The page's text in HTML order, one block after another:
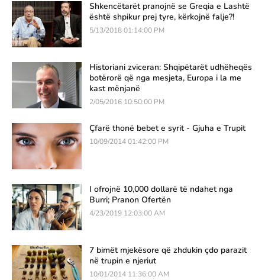
Shkencëtarët pranojnë se Greqia e Lashtë
është shpikur prej tyre, kërkojnë falje?!
5/13/2018 01:14:00 PM
Historiani zviceran: Shqipëtarët udhëheqës
botërorë që nga mesjeta, Europa i la me
kast mënjanë
2/05/2016 10:50:00 PM
Çfarë thonë bebet e syrit - Gjuha e Trupit
10/09/2014 01:42:00 PM
I ofrojnë 10,000 dollarë të ndahet nga
Burri; Pranon Ofertën
4/23/2019 12:03:00 AM
7 bimët mjekësore që zhdukin çdo parazit
në trupin e njeriut
10/01/2014 11:36:00 AM